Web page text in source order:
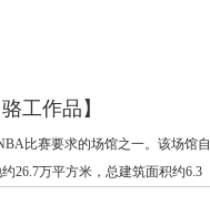
工作品】
比赛要求的场馆之一。该场馆自
26.7万平方米，总建筑面积约6.3